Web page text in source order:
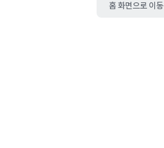
홈 화면으로 이동